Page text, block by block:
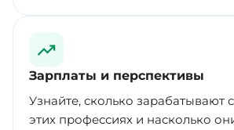
Зарплаты и перспективы
Узнайте, сколько зарабатывают
этих профессиях и насколько